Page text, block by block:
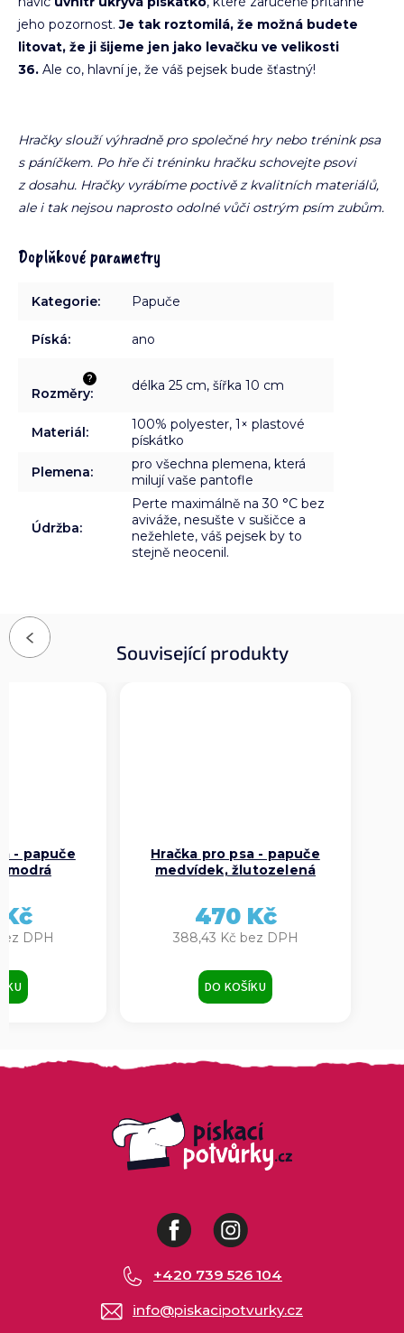
jeho pozornost. Je tak roztomilá, že možná budete
litovat, že ji šijeme jen jako levačku ve velikosti
36. Ale co, hlavní je, že váš pejsek bude šťastný!
Hračky slouží výhradně pro společné hry nebo trénink psa
s páníčkem. Po hře či tréninku hračku schovejte psovi
z dosahu. Hračky vyrábíme poctivě z kvalitních materiálů,
ale i tak nejsou naprosto odolné vůči ostrým psím zubům.
Doplňkové parametry
Kategorie: Papuče
Píská: ano
?
Rozměry: délka 25 cm, šířka 10 cm
Materiál:
100% polyester, 1× plastové
pískátko
Plemena:
pro všechna plemena, která
milují vaše pantofle
Údržba:
Perte maximálně na 30 °C bez
aviváže, nesušte v sušičce a
nežehlete, váš pejsek by to
stejně neocenil.
Související produkty
Previous
- papuče
modrá
DPH
Hračka pro psa - papuče
medvídek, žlutozelená
388,43 Kč bez DPH
470 Kč
DO KOŠÍKU
FacebookInstagram
info@piskacipotvurky.cz
+420 739 526 104